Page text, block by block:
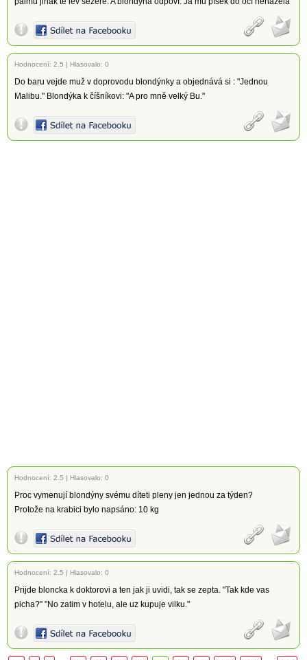
Hodnocení: 2.5 | Hlasovalo: 0
Do baru vejde muž v doprovodu blondýnky a objednává si : "Jednou
Malibu." Blondýka k číšníkovi: "A pro mně velký Bu."
Hodnocení: 2.5 | Hlasovalo: 0
Proc vymenují blondýny svému díteti pleny jen jednou za týden?
Protože na krabici bylo napsáno: 10 kg
Hodnocení: 2.5 | Hlasovalo: 0
Prijde bloncka k doktorovi a ten jak ji uvidi, tak se zepta. "Tak kde vas
picha?" "No zatim v hotelu, ale uz kupuje vilku."